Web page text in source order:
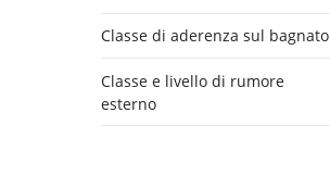
Classe di aderenza sul bagnato
Classe e livello di rumore
esterno